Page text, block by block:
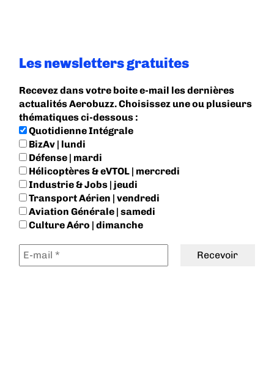
Les newsletters gratuites
Recevez dans votre boite e-mail les dernières
actualités Aerobuzz. Choisissez une ou plusieurs
thématiques ci-dessous :
Quotidienne Intégrale
BizAv | lundi
Défense | mardi
Hélicoptères & eVTOL | mercredi
Industrie & Jobs | jeudi
Transport Aérien | vendredi
Aviation Générale | samedi
Culture Aéro | dimanche